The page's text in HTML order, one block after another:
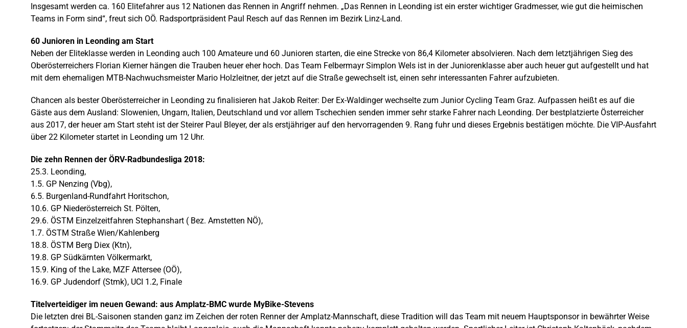
Insgesamt werden ca. 160 Elitefahrer aus 12 Nationen das Rennen in Angriff nehmen. „Das Rennen in Leonding ist ein erster wichtiger Gradmesser, wie gut die heimischen
Teams in Form sind“, freut sich OÖ. Radsportpräsident Paul Resch auf das Rennen im Bezirk Linz-Land.
60 Junioren in Leonding am Start
Neben der Eliteklasse werden in Leonding auch 100 Amateure und 60 Junioren starten, die eine Strecke von 86,4 Kilometer absolvieren. Nach dem letztjährigen Sieg des
Oberösterreichers Florian Kierner hängen die Trauben heuer eher hoch. Das Team Felbermayr Simplon Wels ist in der Juniorenklasse aber auch heuer gut aufgestellt und hat
mit dem ehemaligen MTB-Nachwuchsmeister Mario Holzleitner, der jetzt auf die Straße gewechselt ist, einen sehr interessanten Fahrer aufzubieten.
Chancen als bester Oberösterreicher in Leonding zu finalisieren hat Jakob Reiter: Der Ex-Waldinger wechselte zum Junior Cycling Team Graz. Aufpassen heißt es auf die
Gäste aus dem Ausland: Slowenien, Ungarn, Italien, Deutschland und vor allem Tschechien senden immer sehr starke Fahrer nach Leonding. Der bestplatzierte Österreicher
aus 2017, der heuer am Start steht ist der Steirer Paul Bleyer, der als erstjähriger auf den hervorragenden 9. Rang fuhr und dieses Ergebnis bestätigen möchte. Die VIP-Ausfahrt
über 22 Kilometer startet in Leonding um 12 Uhr.
Die zehn Rennen der ÖRV-Radbundesliga 2018:
25.3. Leonding,
1.5. GP Nenzing (Vbg),
6.5. Burgenland-Rundfahrt Horitschon,
10.6. GP Niederösterreich St. Pölten,
29.6. ÖSTM Einzelzeitfahren Stephanshart ( Bez. Amstetten NÖ),
1.7. ÖSTM Straße Wien/Kahlenberg
18.8. ÖSTM Berg Diex (Ktn),
19.8. GP Südkärnten Völkermarkt,
15.9. King of the Lake, MZF Attersee (OÖ),
16.9. GP Judendorf (Stmk), UCI 1.2, Finale
Titelverteidiger im neuen Gewand: aus Amplatz-BMC wurde MyBike-Stevens
Die letzten drei BL-Saisonen standen ganz im Zeichen der roten Renner der Amplatz-Mannschaft, diese Tradition will das Team mit neuem Hauptsponsor in bewährter Weise